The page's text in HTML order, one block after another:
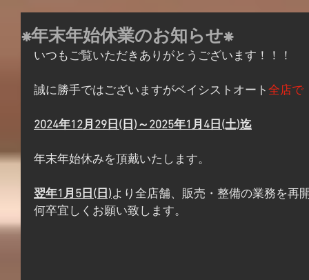
⁕年末年始休業のお知らせ⁕
いつもご覧いただきありがとうございます！！！
誠に勝手ではございますがベイシストオート 全店で
2024年12月29日(日)～2025年1月4日(土)迄
年末年始休みを頂戴いたします。
翌年1月5日(日)より全店舗、販売・整備の業務を再
何卒宜しくお願い致します。